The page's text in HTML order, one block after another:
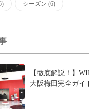
シーズン (6)
【徹底解説！】
大阪梅田完全ガイ